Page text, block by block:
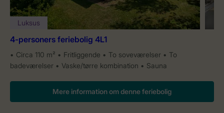
Luksus
4-personers feriebolig 4L1
Circa 110 m² Fritliggende To soveværelser
To
badeværelser
Vaske/tørre kombination Sauna
Mere information om denne feriebolig